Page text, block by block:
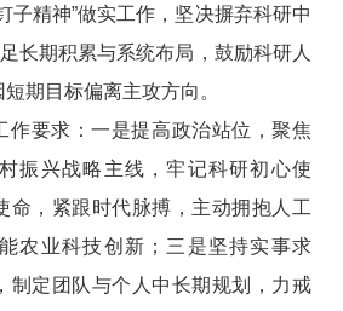
子精神”做实工作，坚决摒弃科研中
长期积累与系统布局，鼓励科研人
期目标偏离主攻方向。
作要求：一是提高政治站位，聚焦
振兴战略主线，牢记科研初心使
命，紧跟时代脉搏，主动拥抱人工
农业科技创新；三是坚持实事求
制定团队与个人中长期规划，力戒